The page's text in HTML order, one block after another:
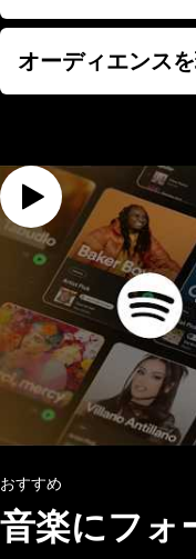
オーディエンス
オーディエンス
おすすめ
音楽にフォ